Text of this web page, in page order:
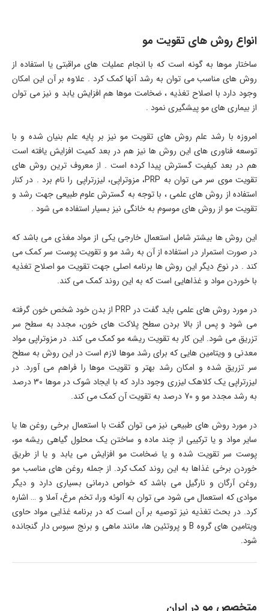
انواع روش های تقویت مو
ساختار موها به گونه است که با انجام عملیات های مراقبتی یا استفاده از
روش های مناسب می توان به رشد آنها کمک کرد . علاوه بر آن این امکان
وجود دارد با اصلاح تغذیه ، ضخامت موها هم افزایش یابد و نیز می توان
از بیماری های مو پیشگیری نمود .
امروزه با رشد علم روش های تقویت مو نیز بر پایه علم بنیان شده و با
توسعه فناوری های این روش ها نیز هم در بعد کمیت افزایش یافته است
هم در بعد کیفیت گسترش پیدا کرده است . از معروف ترین روش های
تقویت موی سر می توان به PRP، مزوتراپی، لیزرتراپی را نام برد . در کنار
استفاده از روش های علمی ، با توجه به گسترش علوم طبیعی جهت رشد و
تقویت مو از روش های موسوم به خانگی نیز بسیار استفاده می شود .
این روش ها بیشتر شامل استعمال خارجی یکی از مواد مغذی می باشد که
در صورت استمرار در استفاده از آن به رشد مو و تقویت پوست سر کمک می
کند . در نوع دیگر این روش ها برنامه اصلی جهت تقویت مو اصلاح تغذیه
با خوردن مواد و غذاهایی است که به این روند کمک می کند.
در مورد روش های علمی باید گفت در PRP از بدن خود شخص خون گرفته
می شود و پس از بالا بردن سطح پلاکت های خون، مجدد به سطح سر
تزریق می شود. این کار به تقویت ریشه مو کمک می کند. در مزوتراپی مواد
معدنی و ویتامین هایی که برای رشد موها لازم است در این روش به سطح
سر تزریق شده و امکان رشد بهتر و تقویت موها را فراهم می آورد. در
لیزرتراپی یک کلاهک لیزری وجود دارد که با ایجاد شوک در موها 30 درصد
به رشد مجدد مو و 70 درصد به تقویت آن کمک می کند.
در مورد روش های طبیعی نیز می توان گفت با استعمال برخی روغن ها یا
سایر مواد و یا ترکیبی از چند ماده و ساختن یک محلول گیاهی ریشه مو،
پوست سر تقویت شده و یا ضخامت مو افزایش می یابد و یا از طریق
خوردن برخی غذاها به این روند کمک کرد. از جمله روغن های مناسب مو
روغن آرگان و نارگیل می باشد که خواص درمانی بسیاری دارد و دیگر
موادی که استعمال می شود می توان به آلوئه ورا، تخم مرغ، آملا و … اشاره
کرد. در بحث تغذیه نیز توصیه بر آن است که در برنامه غذایی مواد حاوی
ویتامین های گروه B و پروتئین ها، مانند ماهی و برنج سبوس دار گنجانده
شود.
متخصص مو در ایران